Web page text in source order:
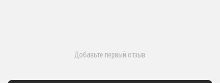
Добавьте первый отзыв